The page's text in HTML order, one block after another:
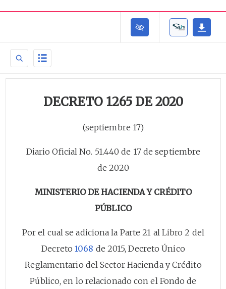
DECRETO 1265 DE 2020
(septiembre 17)
Diario Oficial No. 51.440 de 17 de septiembre
de 2020
MINISTERIO DE HACIENDA Y CRÉDITO
PÚBLICO
Por el cual se adiciona la Parte 21 al Libro 2 del
Decreto1068 de 2015, Decreto Único
Reglamentario del Sector Hacienda y Crédito
Público, en lo relacionado con el Fondo de